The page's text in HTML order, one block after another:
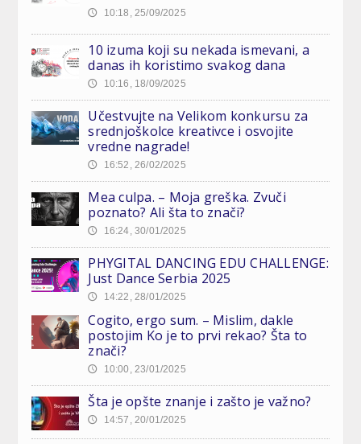
🕔 10:18, 25/09/2025
10 izuma koji su nekada ismevani, a
danas ih koristimo svakog dana
🕔 10:16, 18/09/2025
Učestvujte na Velikom konkursu za
srednjoškolce kreativce i osvojite
vredne nagrade!
🕔 16:52, 26/02/2025
Mea culpa. – Moja greška. Zvuči
poznato? Ali šta to znači?
🕔 16:24, 30/01/2025
PHYGITAL DANCING EDU CHALLENGE:
Just Dance Serbia 2025
🕔 14:22, 28/01/2025
Cogito, ergo sum. – Mislim, dakle
postojim Ko je to prvi rekao? Šta to
znači?
🕔 10:00, 23/01/2025
Šta je opšte znanje i zašto je važno?
🕔 14:57, 20/01/2025